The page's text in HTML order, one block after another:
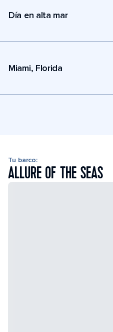
Día en alta mar
Miami, Florida
Tu barco:
ALLURE OF THE SEAS